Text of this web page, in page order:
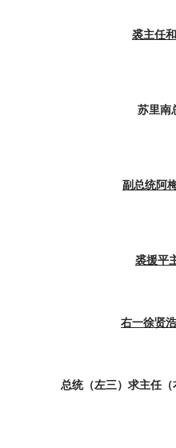
裘主任
苏里南
副总统阿
裘援平
右一徐贤
总统（左三）求主任